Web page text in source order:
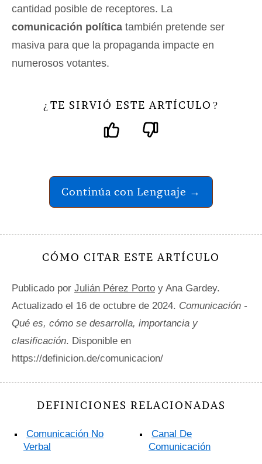
cantidad posible de receptores. La
comunicación política también pretende ser
masiva para que la propaganda impacte en
numerosos votantes.
¿ TE SIRVIÓ ESTE ARTÍCULO ?
Continúa con Lenguaje →
CÓMO CITAR ESTE ARTÍCULO
Publicado por Julián Pérez Porto y Ana Gardey.
Actualizado el 16 de octubre de 2024. Comunicación -
Qué es, cómo se desarrolla, importancia y
clasificación. Disponible en
https://definicion.de/comunicacion/
DEFINICIONES RELACIONADAS
Comunicación No
Verbal
Canal De
Comunicación